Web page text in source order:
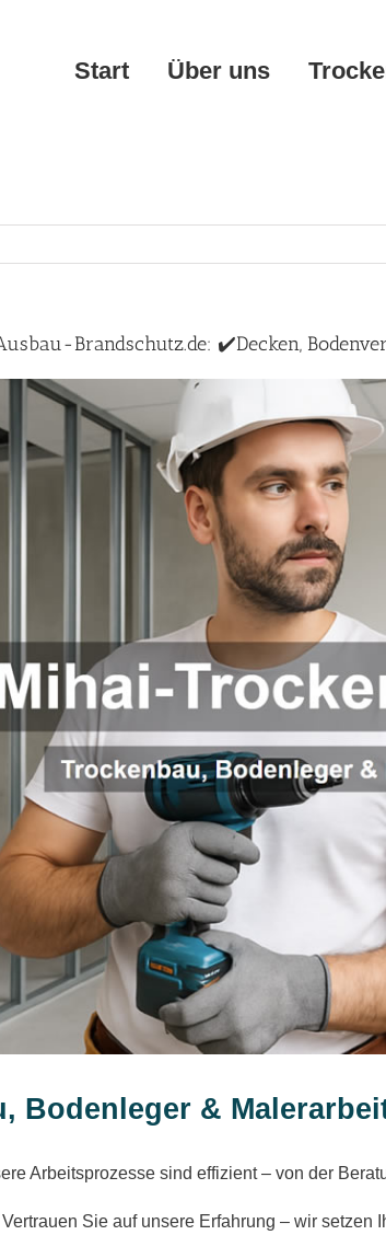
Start Über uns
Brandschutz.de: ✔️Decken,
Bodenleger &
Arbeitsprozesse sind effizient – von der
Sie auf unsere Erfahrung – wir